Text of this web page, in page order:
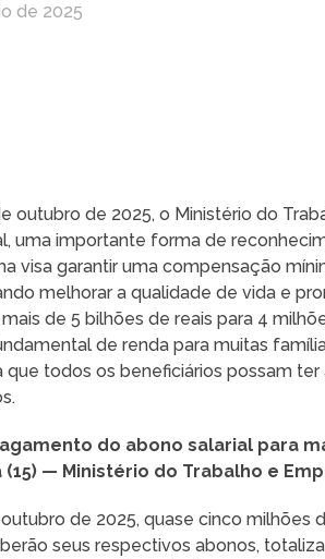
de 2025
outubro de 2025, o Ministério do
uma importante forma de
visa garantir uma compensação
melhorar a qualidade de vida e
de 5 bilhões de reais para 4
de renda para muitas
que todos os beneficiários possam
do abono salarial para
— Ministério do Trabalho e
outubro de 2025, quase cinco
seus respectivos abonos,